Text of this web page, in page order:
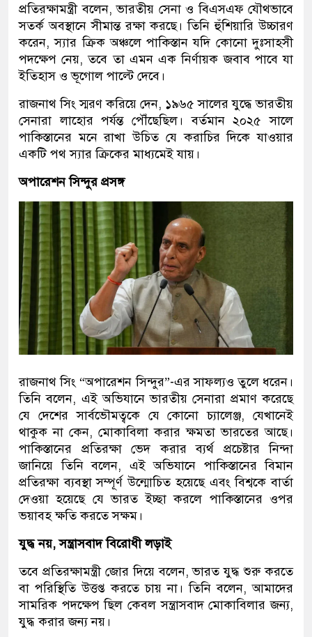
প্রতিরক্ষামন্ত্রী বলেন, ভারতীয় সেনা ও বিএসএফ যৌথভাবে
সতর্ক অবস্থানে সীমান্ত রক্ষা করছে। তিনি হুঁশিয়ারি উচ্চারণ
করেন, স্যার ক্রিক অঞ্চলে পাকিস্তান যদি কোনো দুঃসাহসী
পদক্ষেপ নেয়, তবে তা এমন এক নির্ণায়ক জবাব পাবে যা
ইতিহাস ও ভূগোল পাল্টে দেবে।
রাজনাথ সিং স্মরণ করিয়ে দেন, ১৯৬৫ সালের যুদ্ধে ভারতীয়
সেনারা লাহোর পর্যন্ত পৌঁছেছিল। বর্তমান ২০২৫ সালে
পাকিস্তানের মনে রাখা উচিত যে করাচির দিকে যাওয়ার
একটি পথ স্যার ক্রিকের মাধ্যমেই যায়।
অপারেশন সিন্দুর প্রসঙ্গ
রাজনাথ সিং “অপারেশন সিন্দুর”-এর সাফল্যও তুলে ধরেন।
তিনি বলেন, এই অভিযানে ভারতীয় সেনারা প্রমাণ করেছে
যে দেশের সার্বভৌমত্বকে যে কোনো চ্যালেঞ্জ, যেখানেই
থাকুক না কেন, মোকাবিলা করার ক্ষমতা ভারতের আছে।
পাকিস্তানের প্রতিরক্ষা ভেদ করার ব্যর্থ প্রচেষ্টার নিন্দা
জানিয়ে তিনি বলেন, এই অভিযানে পাকিস্তানের বিমান
প্রতিরক্ষা ব্যবস্থা সম্পূর্ণ উন্মোচিত হয়েছে এবং বিশ্বকে বার্তা
দেওয়া হয়েছে যে ভারত ইচ্ছা করলে পাকিস্তানের ওপর
ভয়াবহ ক্ষতি করতে সক্ষম।
যুদ্ধ নয়, সন্ত্রাসবাদ বিরোধী লড়াই
তবে প্রতিরক্ষামন্ত্রী জোর দিয়ে বলেন, ভারত যুদ্ধ শুরু করতে
বা পরিস্থিতি উত্তপ্ত করতে চায় না। তিনি বলেন, আমাদের
সামরিক পদক্ষেপ ছিল কেবল সন্ত্রাসবাদ মোকাবিলার জন্য,
যুদ্ধ করার জন্য নয়।